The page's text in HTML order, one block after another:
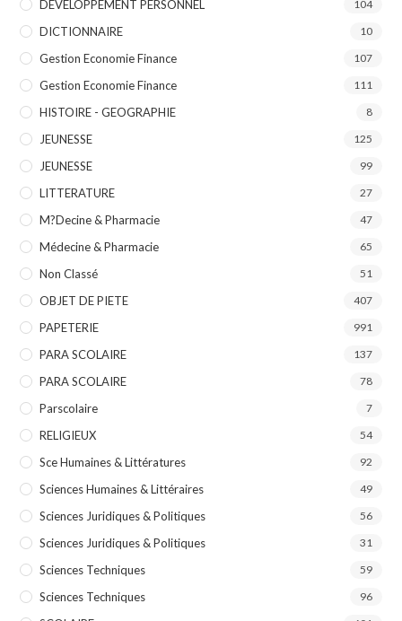
DEVELOPPEMENT PERSONNEL 104
DICTIONNAIRE 10
Gestion Economie Finance 107
Gestion Economie Finance 111
HISTOIRE - GEOGRAPHIE 8
JEUNESSE 125
JEUNESSE 99
LITTERATURE 27
M?decine & Pharmacie 47
Médecine & Pharmacie 65
Non Classé 51
OBJET DE PIETE 407
PAPETERIE 991
PARA SCOLAIRE 137
PARA SCOLAIRE 78
Parscolaire 7
RELIGIEUX 54
Sce Humaines & Littératures 92
Sciences Humaines & Littéraires 49
Sciences Juridiques & Politiques 56
Sciences Juridiques & Politiques 31
Sciences Techniques 59
Sciences Techniques 96